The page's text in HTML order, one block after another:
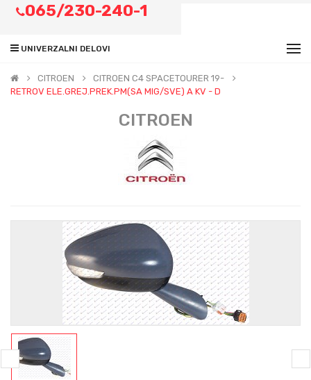
065/230-240-1
UNIVERZALNI DELOVI
CITROEN
CITROEN C4 SPACETOURER 19-
RETROV ELE.GREJ.PREK.PM(SA MIG/SVE) A KV - D
CITROEN